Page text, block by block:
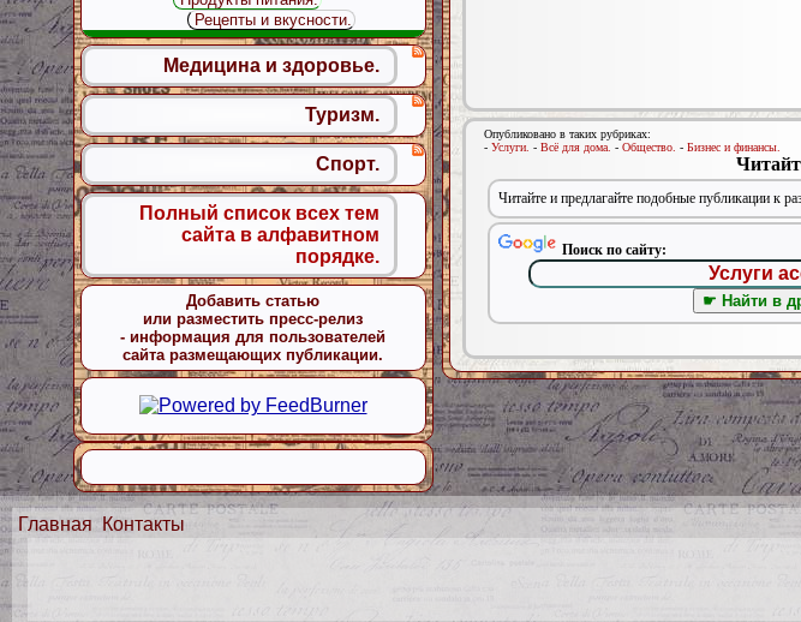
Опубликовано в таких рубриках:
- Услуги. - Всё для дома. - Общество. - Бизнес и финансы.
Читайте и предлагайте подобные публикации к
Поиск по сайту:
Рецепты и вкусности.
Медицина и здоровье.
Туризм.
Спорт.
Полный список всех тем
сайта в алфавитном
порядке.
Добавить статью
или разместить пресс-релиз
- информация для пользователей
сайта размещающих публикации.
Главная Контакты